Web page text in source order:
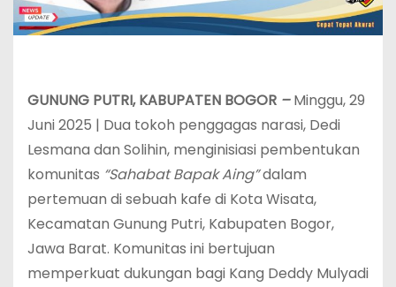
GUNUNG PUTRI, KABUPATEN BOGOR – Minggu, 29
Juni 2025 | Dua tokoh penggagas narasi, Dedi
Lesmana dan Solihin, menginisiasi pembentukan
komunitas “Sahabat Bapak Aing”dalam
pertemuan di sebuah kafe di Kota Wisata,
Kecamatan Gunung Putri, Kabupaten Bogor,
Jawa Barat. Komunitas ini bertujuan
memperkuat dukungan bagi Kang Deddy Mulyadi